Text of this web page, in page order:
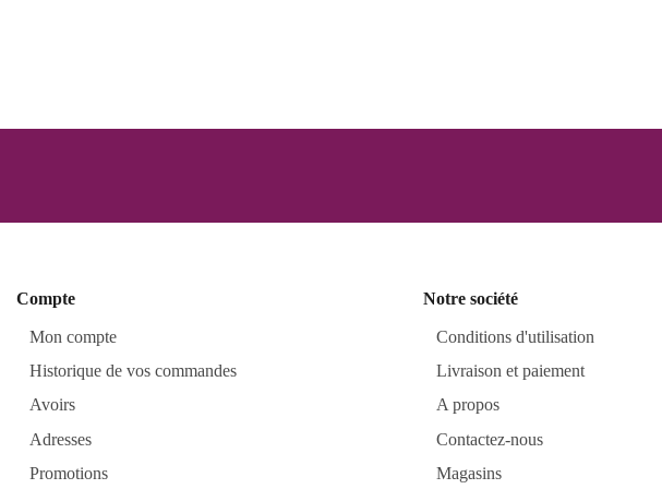
Compte
Mon compte
Historique de vos commandes
Avoirs
Adresses
Promotions
Notre société
Conditions d'utilisation
Livraison et paiement
A propos
Contactez-nous
Magasins